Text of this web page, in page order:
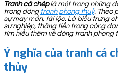
Tranh cá chéplà một trong những
trong dòng tranh phong thuỷ. Theo
sự may mắn, tài lộc. Là biểu trưng
sự nghiệp, thăng tiến trong công
tìm hiểu thêm về dòng tranh phong
Ý nghĩa của tranh cá
thủy